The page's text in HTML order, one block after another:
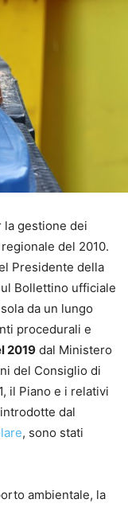
la gestione dei
del 2010.
Presidente della
Bollettino ufficiale
da un lungo
procedurali e
2019 dal Ministero
del Consiglio di
il Piano e i relativi
dal
, sono stati
ambientale, la